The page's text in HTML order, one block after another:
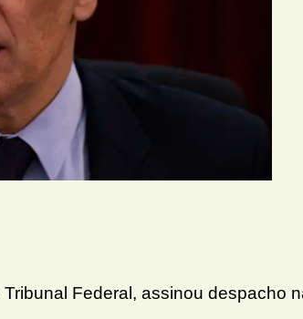
Federal, assinou despacho